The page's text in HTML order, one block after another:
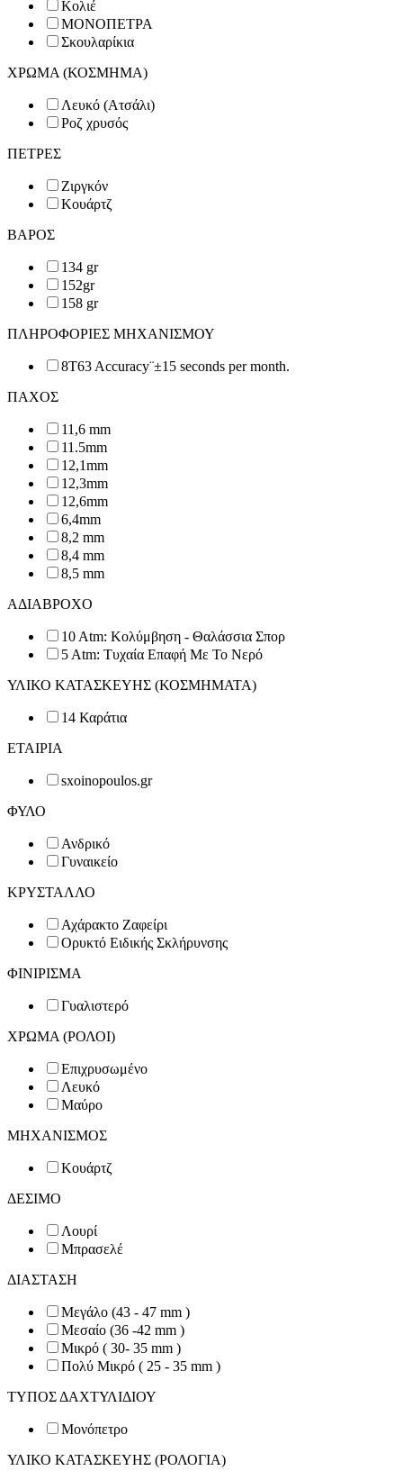
Κολιέ
ΜΟΝΟΠΕΤΡΑ
Σκουλαρίκια
ΧΡΩΜΑ (ΚΟΣΜΗΜΑ)
Λευκό (Ατσάλι)
Ροζ χρυσός
ΠΕΤΡΕΣ
Ζιργκόν
Κουάρτζ
ΒΑΡΟΣ
134 gr
152gr
158 gr
ΠΛΗΡΟΦΟΡΙΕΣ ΜΗΧΑΝΙΣΜΟΥ
8T63 Accuracy¨±15 seconds per month.
ΠΑΧΟΣ
11,6 mm
11.5mm
12,1mm
12,3mm
12,6mm
6,4mm
8,2 mm
8,4 mm
8,5 mm
ΑΔΙΑΒΡΟΧΟ
10 Atm: Κολύμβηση - Θαλάσσια Σπορ
5 Atm: Τυχαία Επαφή Με Το Νερό
ΥΛΙΚΟ ΚΑΤΑΣΚΕΥΗΣ (ΚΟΣΜΗΜΑΤΑ)
14 Καράτια
ΕΤΑΙΡΙΑ
sxoinopoulos.gr
ΦΥΛΟ
Ανδρικό
Γυναικείο
ΚΡΥΣΤΑΛΛΟ
Αχάρακτο Ζαφείρι
Ορυκτό Ειδικής Σκλήρυνσης
ΦΙΝΙΡΙΣΜΑ
Γυαλιστερό
ΧΡΩΜΑ (ΡΟΛΟΙ)
Επιχρυσωμένο
Λευκό
Μαύρο
ΜΗΧΑΝΙΣΜΟΣ
Κουάρτζ
ΔΕΣΙΜΟ
Λουρί
Μπρασελέ
ΔΙΑΣΤΑΣΗ
Μεγάλο (43 - 47 mm )
Μεσαίο (36 -42 mm )
Μικρό ( 30- 35 mm )
Πολύ Μικρό ( 25 - 35 mm )
ΤΥΠΟΣ ΔΑΧΤΥΛΙΔΙΟΥ
Μονόπετρο
ΥΛΙΚΟ ΚΑΤΑΣΚΕΥΗΣ (ΡΟΛΟΓΙΑ)